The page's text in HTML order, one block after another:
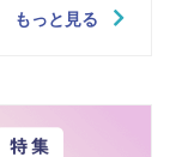
もっと見る